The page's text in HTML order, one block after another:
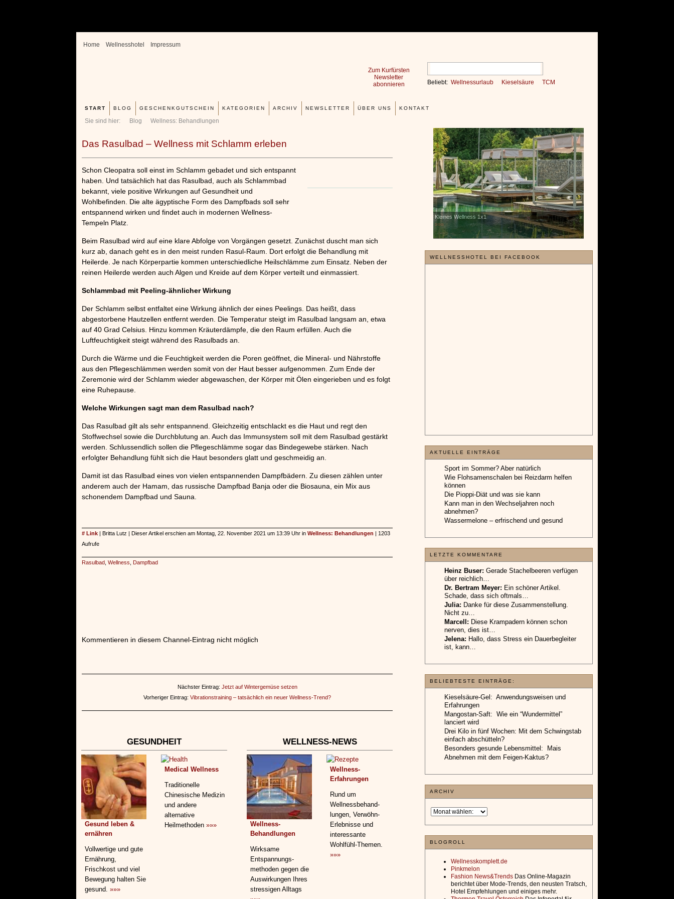
Sie sind hier: Blog Wellness: Behandlungen
Das Rasulbad – Wellness mit Schlamm erleben
Schon Cleopatra soll einst im Schlamm gebadet und sich entspannt
haben. Und tatsächlich hat das Rasulbad, auch als Schlammbad
bekannt, viele positive Wirkungen auf Gesundheit und
Wohlbefinden. Die alte ägyptische Form des Dampfbads soll sehr
entspannend wirken und findet auch in modernen Wellness-
Tempeln Platz.
Beim Rasulbad wird auf eine klare Abfolge von Vorgängen gesetzt. Zunächst duscht man sich
kurz ab, danach geht es in den meist runden Rasul-Raum. Dort erfolgt die Behandlung mit
Heilerde. Je nach Körperpartie kommen unterschiedliche Heilschlämme zum Einsatz. Neben der
reinen Heilerde werden auch Algen und Kreide auf dem Körper verteilt und einmassiert.
Schlammbad mit Peeling-ähnlicher Wirkung
Der Schlamm selbst entfaltet eine Wirkung ähnlich der eines Peelings. Das heißt, dass
abgestorbene Hautzellen entfernt werden. Die Temperatur steigt im Rasulbad langsam an, etwa
auf 40 Grad Celsius. Hinzu kommen Kräuterdämpfe, die den Raum erfüllen. Auch die
Luftfeuchtigkeit steigt während des Rasulbads an.
Durch die Wärme und die Feuchtigkeit werden die Poren geöffnet, die Mineral- und Nährstoffe
aus den Pflegeschlämmen werden somit von der Haut besser aufgenommen. Zum Ende der
Zeremonie wird der Schlamm wieder abgewaschen, der Körper mit Ölen eingerieben und es folgt
eine Ruhepause.
Welche Wirkungen sagt man dem Rasulbad nach?
Das Rasulbad gilt als sehr entspannend. Gleichzeitig entschlackt es die Haut und regt den
Stoffwechsel sowie die Durchblutung an. Auch das Immunsystem soll mit dem Rasulbad gestärkt
werden. Schlussendlich sollen die Pflegeschlämme sogar das Bindegewebe stärken. Nach
erfolgter Behandlung fühlt sich die Haut besonders glatt und geschmeidig an.
Damit ist das Rasulbad eines von vielen entspannenden Dampfbädern. Zu diesen zählen unter
anderem auch der Hamam, das russische Dampfbad Banja oder die Biosauna, ein Mix aus
schonendem Dampfbad und Sauna.
# Link | Britta Lutz | Dieser Artikel erschien am Montag, 22. November 2021 um 13:39 Uhr in Wellness: Behandlungen | 1203
Aufrufe
Rasulbad Wellness Dampfbad
Kommentieren in diesem Channel-Eintrag nicht möglich
Nächster Eintrag: Jetzt auf Wintergemüse setzen
Vorheriger Eintrag: Vibrationstraining – tatsächlich ein neuer Wellness-Trend?
GESUNDHEIT
Gesund leben &
ernähren
Vollwertige und gute
Ernährung,
Frischkost und viel
Bewegung halten Sie
gesund. »»»
Medical Wellness
Traditionelle
Chinesische Medizin
und andere
alternative
Heilmethoden »»»
WELLNESS-NEWS
Wellness-
Behandlungen
Wirksame
Entspannungs­
methoden gegen die
Auswirkungen Ihres
stressigen Alltags
Wellness-
Erfahrungen
Rund um
Wellnessbehand­
lungen, Verwöhn-
Erlebnisse und
interessante
Wohlfühl-Themen.
»»»
x
Kleines Wellness 1x1
»»»
WELLNESSHOTEL BEI FACEBOOK
AKTUELLE EINTRÄGE
Sport im Sommer? Aber natürlich
Wie Flohsamenschalen bei Reizdarm helfen
können
Die Pioppi-Diät und was sie kann
Kann man in den Wechseljahren noch
abnehmen?
Wassermelone – erfrischend und gesund
LETZTE KOMMENTARE
Heinz Buser: Gerade Stachelbeeren verfügen
über reichlich…
Dr. Bertram Meyer: Ein schöner Artikel.
Schade, dass sich oftmals…
Julia: Danke für diese Zusammenstellung.
Nicht zu…
Marcell: Diese Krampadern können schon
nerven, dies ist…
Jelena: Hallo, dass Stress ein Dauerbegleiter
ist, kann…
BELIEBTESTE EINTRÄGE:
Kieselsäure-Gel: Anwendungsweisen und
Erfahrungen
Mangostan-Saft: Wie ein “Wundermittel”
lanciert wird
Drei Kilo in fünf Wochen: Mit dem Schwingstab
einfach abschütteln?
Besonders gesunde Lebensmittel: Mais
Abnehmen mit dem Feigen-Kaktus?
ARCHIV
BLOGROLL
Wellnesskomplett.de
Pinkmelon
Fashion News&Trends Das Online-Magazin
berichtet über Mode-Trends, den neusten Tratsch,
Hotel Empfehlungen und einiges mehr.
Home Wellnesshotel Impressum
Beliebt: Wellnessurlaub Kieselsäure TCM
Zum Kurfürsten
Newsletter
abonnieren
START BLOG GESCHENKGUTSCHEIN KATEGORIEN ARCHIV NEWSLETTER ÜBER UNS KONTAKT